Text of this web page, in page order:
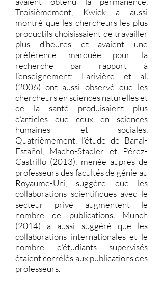
Troisièmement, Kwiek a aussi
montré que les chercheurs les plus
productifs choisissaient de travailler
plus d’heures et avaient une
préférence marquée pour la
recherche par rapport à
l’enseignement; Larivière et al.
(2006) ont aussi observé que les
chercheurs en sciences naturelles et
de la santé produisaient plus
d’articles que ceux en sciences
humaines et sociales.
Quatrièmement, l’étude de Banal-
Estañol, Macho-Stadler et Pérez-
Castrillo (2013), menée auprès de
professeurs des facultés de génie au
Royaume-Uni, suggère que les
collaborations scientifiques avec le
secteur privé augmentent le
nombre de publications. Münch
(2014) a aussi suggéré que les
collaborations internationales et le
nombre d’étudiants supervisés
étaient corrélés aux publications des
professeurs.